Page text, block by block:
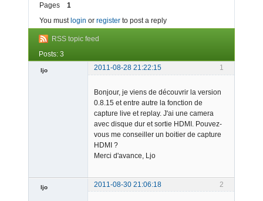
Pages
1
You must login or register to post a reply
RSS topic feed
Posts: 3
1
ljo
2011-08-28 21:22:15
Bonjour, je viens de découvrir la version
0.8.15 et entre autre la fonction de
capture live et replay. J'ai une camera
avec disque dur et sortie HDMI. Pouvez-
vous me conseiller un boitier de capture
HDMI ?
Merci d'avance, Ljo
2
ljo
2011-08-30 21:06:18